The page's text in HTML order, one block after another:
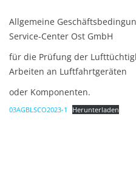
Allgemeine
Service-Center Ost GmbH
für die Prüfung der
Arbeiten an Luftfahrtgeräten
oder Komponenten.
03AGBLSCO2023-1 Herunterladen